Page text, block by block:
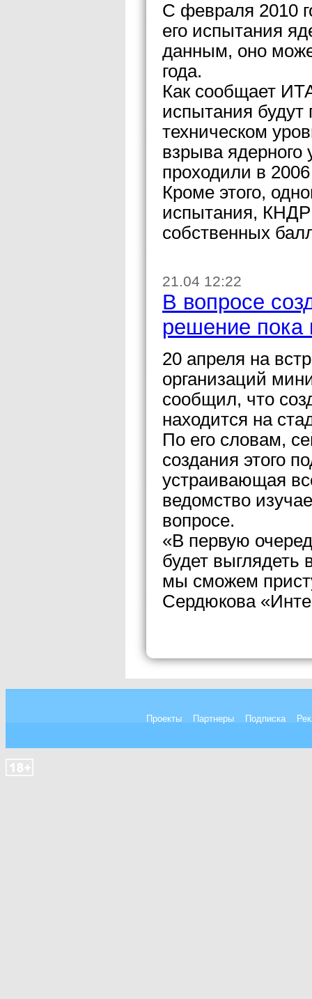
С февраля 2010
его испытания
данным, оно
года.
Как сообщает
испытания будут
техническом
взрыва ядерного
проходили в 2006
Кроме этого,
испытания, КНДР
собственных
21.04 12:22
В вопросе
решение пока
20 апреля на
организаций
сообщил, что
находится на
По его словам,
создания этого
устраивающая
ведомство
вопросе.
«В первую
будет выглядеть
мы сможем
Сердюкова
Проекты Партнеры Подписка